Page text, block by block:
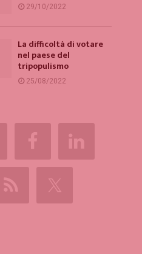
29/10/2022
La difficoltà di votare
nel paese del
tripopulismo
25/08/2022